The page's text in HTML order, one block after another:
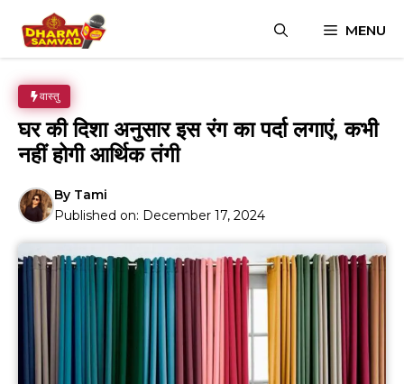
content
MENU
वास्तु
घर की दिशा अनुसार इस रंग का पर्दा लगाएं, कभी
नहीं होगी आर्थिक तंगी
By Tami
Published on: December 17, 2024